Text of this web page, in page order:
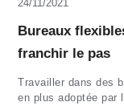
24/11/2021
Bureaux
franchir le pas
Travailler dans des
en plus adoptée par